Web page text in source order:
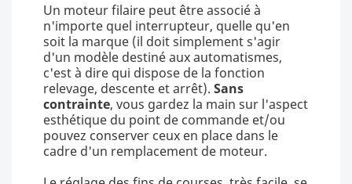
Un moteur filaire peut être associé à
n'importe quel interrupteur, quelle qu'en
soit la marque (il doit simplement s'agir
d'un modèle destiné aux automatismes,
c'est à dire qui dispose de la fonction
relevage, descente et arrêt). Sans
contrainte, vous gardez la main sur l'aspect
esthétique du point de commande et/ou
pouvez conserver ceux en place dans le
cadre d'un remplacement de moteur.